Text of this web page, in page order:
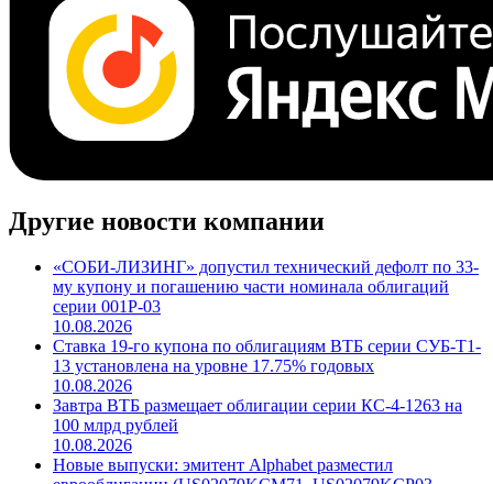
Другие новости компании
«СОБИ-ЛИЗИНГ» допустил технический дефолт по 33-
му купону и погашению части номинала облигаций
серии 001Р-03
10.08.2026
Ставка 19-го купона по облигациям ВТБ серии СУБ-Т1-
13 установлена на уровне 17.75% годовых
10.08.2026
Завтра ВТБ размещает облигации серии КС-4-1263 на
100 млрд рублей
10.08.2026
Новые выпуски: эмитент Alphabet разместил